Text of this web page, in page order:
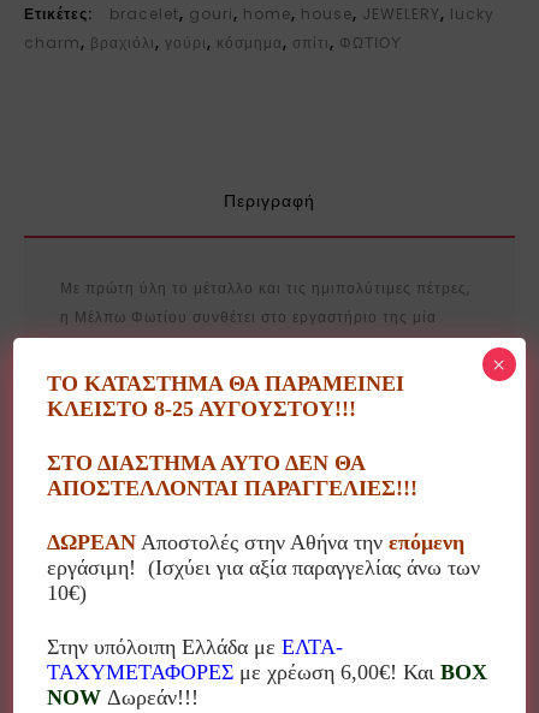
Ετικέτες:
bracelet, gouri, home, house, JEWELERY, lucky
charm, βραχιόλι, γούρι, κόσμημα, σπίτι, ΦΩΤΙΟΥ
Περιγραφή
Με πρώτη ύλη το μέταλλο και τις ημιπολύτιμες πέτρες,
η Μέλπω Φωτίου συνθέτει στο εργαστήριο της μία
Κοσμήματα από μπρούντζο και αλπακά
Διακοσμητικά αντικείμενα
Εποχιακές συλλογές, όπως οι λαμπάδες, σε ποικιλία
κατά παραγγελία για ειδικές περιπτώσεις
(μπομπονιέρα, επιχειρηματικό δώρο κα)
ΤΟ ΚΑΤΑΣΤΗΜΑ ΘΑ ΠΑΡΑΜΕΙΝΕΙ
ΚΛΕΙΣΤΟ 8-25 ΑΥΓΟΥΣΤΟΥ!!!
ΣΤΟ ΔΙΑΣΤΗΜΑ ΑΥΤΟ ΔΕΝ ΘΑ
ΑΠΟΣΤΕΛΛΟΝΤΑΙ ΠΑΡΑΓΓΕΛΙΕΣ!!!
ΔΩΡΕΑΝ Αποστολές στην Αθήνα τηνεπόμενη
εργάσιμη! (Ισχύει για αξία παραγγελίας άνω των
10€)
Στην υπόλοιπη Ελλάδα μεΕΛΤΑ-
ΤΑΧΥΜΕΤΑΦΟΡΕΣ με χρέωση 6,00€! ΚαιBOX
NOW Δωρεάν!!!
×